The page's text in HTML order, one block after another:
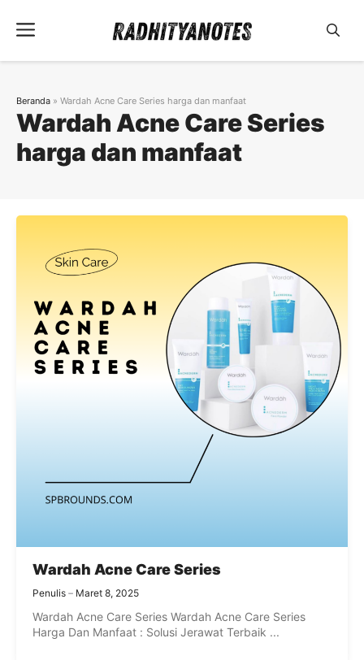
Menu
Wardah Acne Care Series
harga dan manfaat
Beranda » Wardah Acne Care Series harga dan manfaat
Wardah Acne Care Series
Penulis Maret 8, 2025
Wardah Acne Care Series Wardah Acne Care Series
Harga Dan Manfaat : Solusi Jerawat Terbaik ...